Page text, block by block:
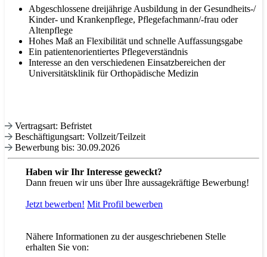
Abgeschlossene dreijährige Ausbildung in der Gesundheits-/
Kinder- und Krankenpflege, Pflegefachmann/-frau oder
Altenpflege
Hohes Maß an Flexibilität und schnelle Auffassungsgabe
Ein patientenorientiertes Pflegeverständnis
Interesse an den verschiedenen Einsatzbereichen der
Universitätsklinik für Orthopädische Medizin
Vertragsart: Befristet
Beschäftigungsart: Vollzeit/Teilzeit
Bewerbung bis: 30.09.2026
Haben wir Ihr Interesse geweckt?
Dann freuen wir uns über Ihre aussagekräftige Bewerbung!
Jetzt bewerben! Mit Profil bewerben
Nähere Informationen zu der ausgeschriebenen Stelle
erhalten Sie von: